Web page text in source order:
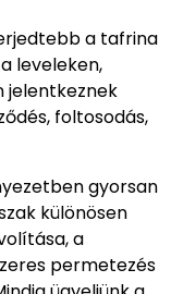
a tafrina
leveleken,
jelentkeznek
foltosodás,
gyorsan
különösen
a
permetezés